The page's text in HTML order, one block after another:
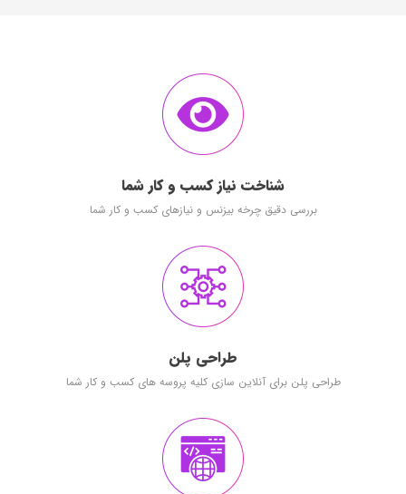
شناخت نیاز کسب و کار شما
بررسی دقیق چرخه بیزنس و نیازهای کسب و کار شما
طراحی پلن
طراحی پلن برای آنلاین سازی کلیه پروسه های کسب و کار شما